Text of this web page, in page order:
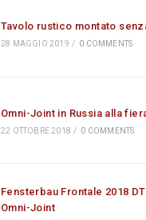
Tavolo rustico montato
28 MAGGIO 2019 / 0 COMMENTS
Omni-Joint in Russia alla
22 OTTOBRE 2018 / 0 COMMENTS
Fensterbau Frontale 2018
Omni-Joint